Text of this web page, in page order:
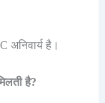
अनिवार्य है।
है?